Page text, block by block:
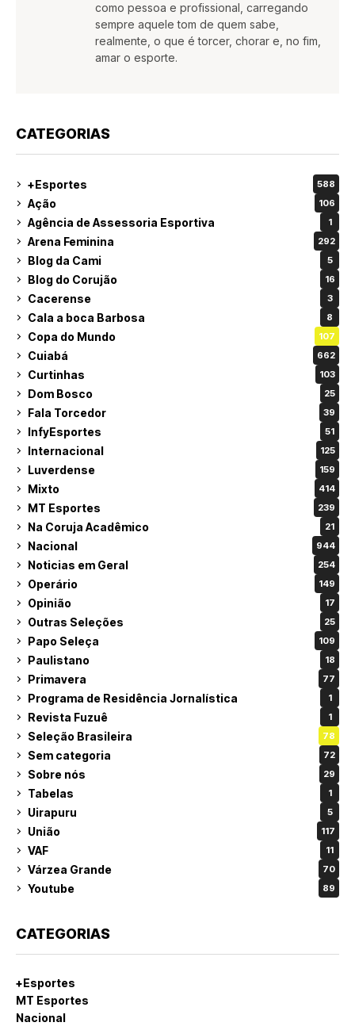
como pessoa e profissional, carregando
sempre aquele tom de quem sabe,
realmente, o que é torcer, chorar e, no fim,
amar o esporte.
CATEGORIAS
+Esportes 588
Ação 106
Agência de Assessoria Esportiva 1
Arena Feminina 292
Blog da Cami 5
Blog do Corujão 16
Cacerense 3
Cala a boca Barbosa 8
Copa do Mundo 107
Cuiabá 662
Curtinhas 103
Dom Bosco 25
Fala Torcedor 39
InfyEsportes 51
Internacional 125
Luverdense 159
Mixto 414
MT Esportes 239
Na Coruja Acadêmico 21
Nacional 944
Noticias em Geral 254
Operário 149
Opinião 17
Outras Seleções 25
Papo Seleça 109
Paulistano 18
Primavera 77
Programa de Residência Jornalística 1
Revista Fuzuê 1
Seleção Brasileira 78
Sem categoria 72
Sobre nós 29
Tabelas 1
Uirapuru 5
União 117
VAF 11
Várzea Grande 70
Youtube 89
CATEGORIAS
+Esportes
MT Esportes
Nacional